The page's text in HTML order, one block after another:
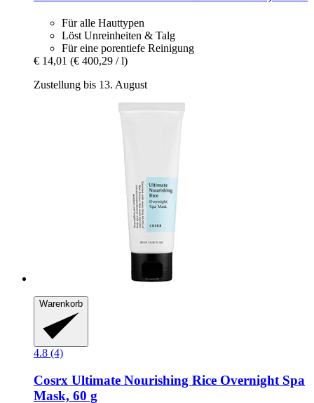
Für alle Hauttypen
Löst Unreinheiten & Talg
Für eine porentiefe Reinigung
€ 14,01 (€ 400,29 / l)
Zustellung bis 13. August
Warenkorb
4.8 (4)
Cosrx Ultimate Nourishing Rice Overnight Spa
Mask, 60 g